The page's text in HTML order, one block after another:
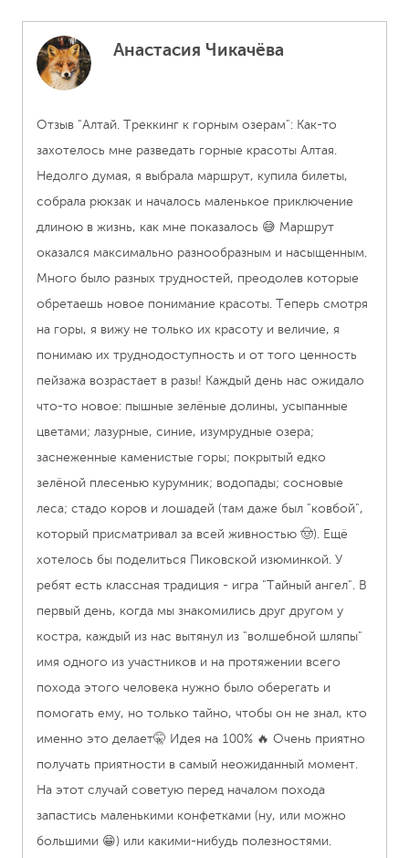
Анастасия Чикачёва
Отзыв "Алтай. Треккинг к горным озерам": Как-то
захотелось мне разведать горные красоты Алтая.
Недолго думая, я выбрала маршрут, купила билеты,
собрала рюкзак и началось маленькое приключение
длиною в жизнь, как мне показалось 😅 Маршрут
оказался максимально разнообразным и насыщенным.
Много было разных трудностей, преодолев которые
обретаешь новое понимание красоты. Теперь смотря
на горы, я вижу не только их красоту и величие, я
понимаю их труднодоступность и от того ценность
пейзажа возрастает в разы! Каждый день нас ожидало
что-то новое: пышные зелёные долины, усыпанные
цветами; лазурные, синие, изумрудные озера;
заснеженные каменистые горы; покрытый едко
зелёной плесенью курумник; водопады; сосновые
леса; стадо коров и лошадей (там даже был "ковбой",
который присматривал за всей живностью 🤠). Ещё
хотелось бы поделиться Пиковской изюминкой. У
ребят есть классная традиция - игра "Тайный ангел". В
первый день, когда мы знакомились друг другом у
костра, каждый из нас вытянул из "волшебной шляпы"
имя одного из участников и на протяжении всего
похода этого человека нужно было оберегать и
помогать ему, но только тайно, чтобы он не знал, кто
именно это делает🤫 Идея на 100% 🔥 Очень приятно
получать приятности в самый неожиданный момент.
На этот случай советую перед началом похода
запастись маленькими конфетками (ну, или можно
большими 😁) или какими-нибудь полезностями.